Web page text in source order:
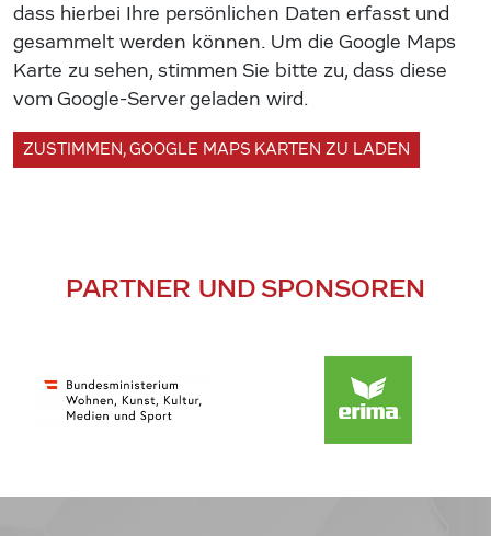
dass hierbei Ihre persönlichen Daten erfasst und
gesammelt werden können. Um die Google Maps
Karte zu sehen, stimmen Sie bitte zu, dass diese
vom Google-Server geladen wird.
ZUSTIMMEN, GOOGLE MAPS KARTEN ZU LADEN
PARTNER UND SPONSOREN